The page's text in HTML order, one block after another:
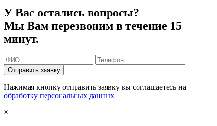
У Вас остались вопросы?
Мы Вам перезвоним в течение 15
минут.
Отправить заявку
Нажимая кнопку отправить заявку вы соглашаетесь на
обработку персональных данных
×